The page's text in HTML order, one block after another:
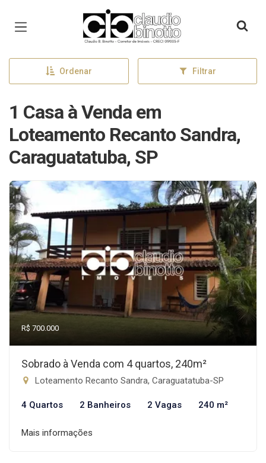
Página inicial
Ordenar Filtrar
1 Casa à Venda em
Loteamento Recanto Sandra,
Caraguatatuba, SP
R$ 700.000
Sobrado à Venda com 4 quartos, 240m²
Loteamento Recanto Sandra, Caraguatatuba-SP
4 Quartos 2 Banheiros 2 Vagas 240 m²
Mais informações